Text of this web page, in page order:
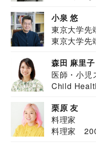
小泉 悠
東京大学先
東京大学先
森田 麻里子
医師・小児
Child
栗原 友
料理家
料理家